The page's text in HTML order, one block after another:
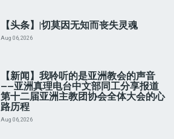
【头条】|切莫因无知而丧失灵魂
Aug 06, 2026
【新闻】我聆听的是亚洲教会的声音
——亚洲真理电台中文部同工分享报道
第十二届亚洲主教团协会全体大会的心
路历程
Aug 06, 2026